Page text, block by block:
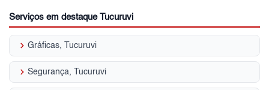
Serviços em destaque Tucuruvi
keyboard_arrow_right Gráficas, Tucuruvi
keyboard_arrow_right Segurança, Tucuruvi